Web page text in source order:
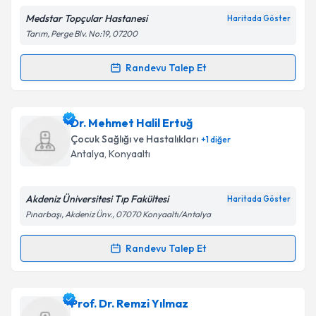
Kişisel verilerimin işlenmesine ilişkin
Metni'ni okudum ve kişisel verilerimin belirtilen
Takvim Talebini Gönder
Medstar Topçular Hastanesi Haritada Göster
Tarım, Perge Blv. No:19, 07200
Randevu Talep Et
Randevu Takvimi Talebi
Uzm. Dr. Ayşegül Ülgen Kunakiçin randevu takvimi
talebi oluşturun. Size bu uzmandan randevu almanız
için bir takvim hazırlandığında e-posta ile
bilgilendireceğiz.
E-posta Adresiniz
Kişisel verilerimin işlenmesine ilişkinAydınlatma
kapsamda işlenmesini kabul ediyorum.
Dr. Mehmet Halil Ertuğ
Çocuk Sağlığı ve Hastalıkları +1diğer
Antalya, Konyaaltı
Akdeniz Üniversitesi Tıp Fakültesi Haritada Göster
Pınarbaşı, Akdeniz Ünv., 07070 Konyaaltı/Antalya
Randevu Talep Et
Randevu Takvimi Talebi
Dr. Mehmet Halil Ertuğiçin randevu takvimi talebi
Prof. Dr. Remzi Yılmaz